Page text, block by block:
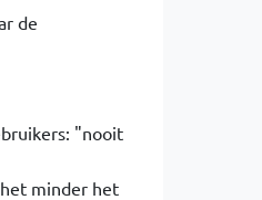
de
"nooit
minder het